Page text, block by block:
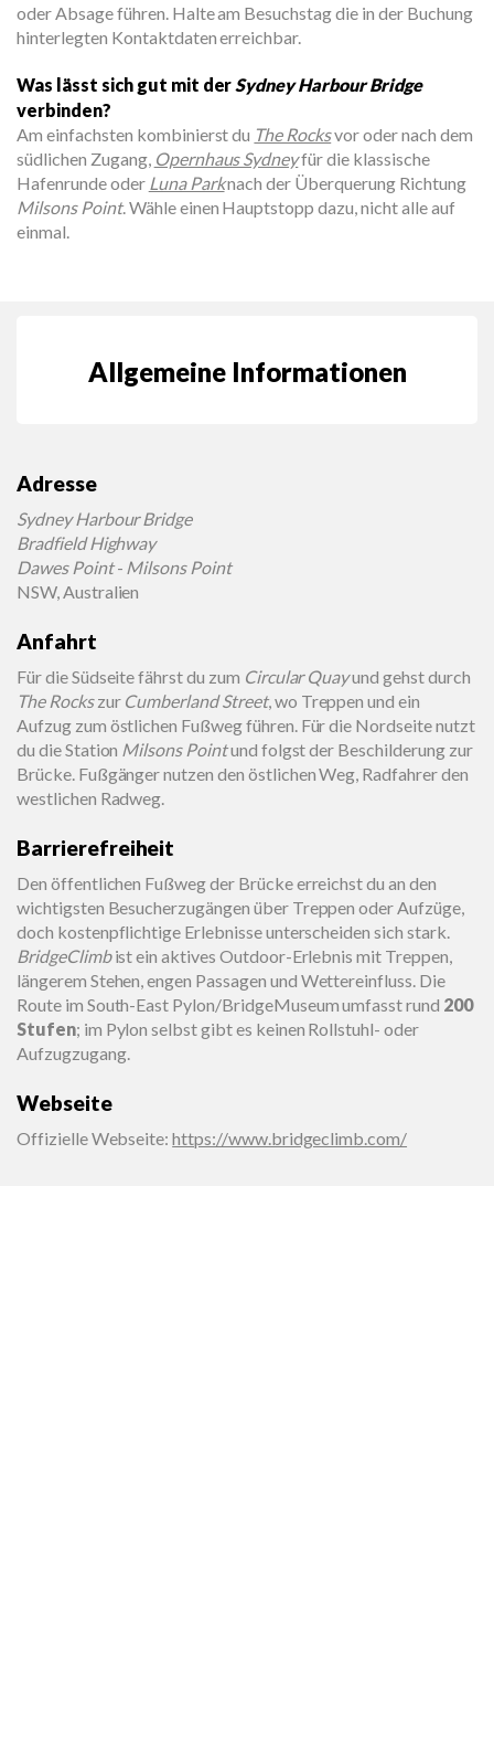
oder Absage führen. Halte am Besuchstag die in der Buchung
hinterlegten Kontaktdaten erreichbar.
Was lässt sich gut mit der Sydney Harbour Bridge
verbinden?
Am einfachsten kombinierst du The Rocksvor oder nach dem
südlichen Zugang, Opernhaus Sydneyfür die klassische
Hafenrunde oder Luna Parknach der Überquerung Richtung
Milsons Point. Wähle einen Hauptstopp dazu, nicht alle auf
einmal.
Allgemeine Informationen
Adresse
Sydney Harbour Bridge
Bradfield Highway
Dawes Point- Milsons Point
NSW, Australien
Anfahrt
Für die Südseite fährst du zum Circular Quayund gehst durch
The Rockszur Cumberland Street, wo Treppen und ein
Aufzug zum östlichen Fußweg führen. Für die Nordseite nutzt
du die Station Milsons Pointund folgst der Beschilderung zur
Brücke. Fußgänger nutzen den östlichen Weg, Radfahrer den
westlichen Radweg.
Barrierefreiheit
Den öffentlichen Fußweg der Brücke erreichst du an den
wichtigsten Besucherzugängen über Treppen oder Aufzüge,
doch kostenpflichtige Erlebnisse unterscheiden sich stark.
BridgeClimbist ein aktives Outdoor-Erlebnis mit Treppen,
längerem Stehen, engen Passagen und Wettereinfluss. Die
Route im South-East Pylon/BridgeMuseum umfasst rund 200
Stufen; im Pylon selbst gibt es keinen Rollstuhl- oder
Aufzugzugang.
Webseite
Offizielle Webseite:https://www.bridgeclimb.com/